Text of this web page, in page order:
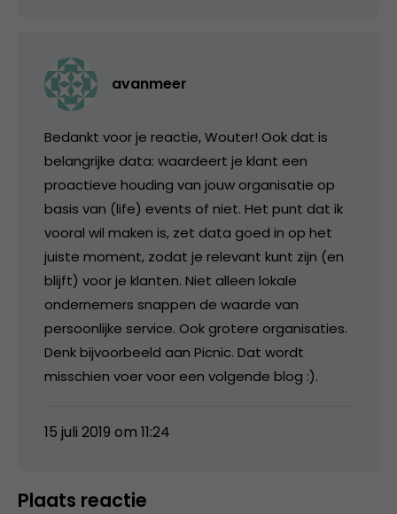
avanmeer
Bedankt voor je reactie, Wouter! Ook dat is
belangrijke data: waardeert je klant een
proactieve houding van jouw organisatie op
basis van (life) events of niet. Het punt dat ik
vooral wil maken is, zet data goed in op het
juiste moment, zodat je relevant kunt zijn (en
blijft) voor je klanten. Niet alleen lokale
ondernemers snappen de waarde van
persoonlijke service. Ook grotere organisaties.
Denk bijvoorbeeld aan Picnic. Dat wordt
misschien voer voor een volgende blog :).
15 juli 2019 om 11:24
Plaats reactie